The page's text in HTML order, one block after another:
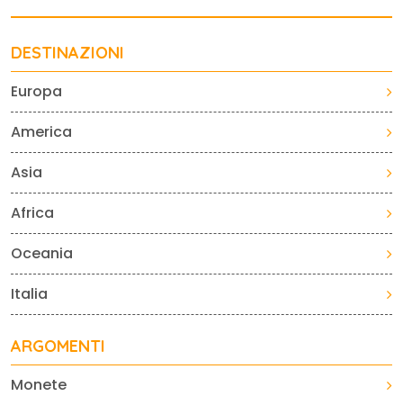
DESTINAZIONI
Europa
America
Asia
Africa
Oceania
Italia
ARGOMENTI
Monete